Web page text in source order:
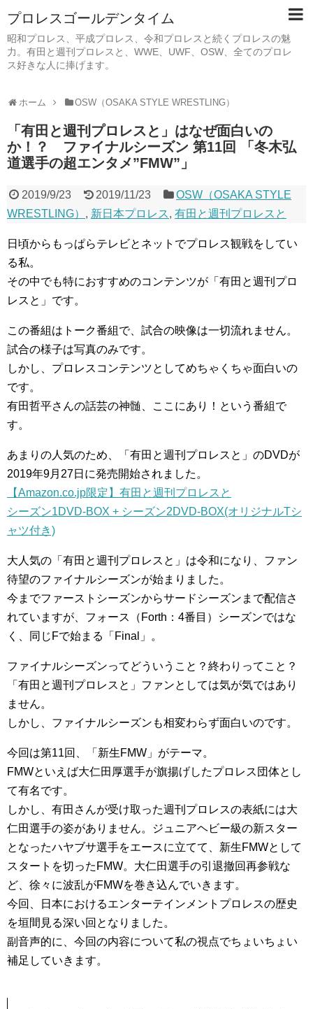
プロレスゴールデンタイム
昭和プロレス、平成プロレス、令和プロレスと続くプロレスの魅
力。有田と週刊プロレスと、WWE、UWF、OSW、全てのプロレ
ス好きな人に捧げます。
ホーム OSW（OSAKA STYLE WRESTLING）
「有田と週刊プロレスと」はなぜ面白いの
か！？ ファイナルシーズン 第11回 「冬木弘
道選手の超エンタメ”FMW”」
2019/9/23 2019/11/23
OSW（OSAKA STYLE
WRESTLING） , 新日本プロレス, 有田と週刊プロレスと
日頃からもっぱらテレビとネットでプロレス観戦をしてい
る私。
その中でも特におすすめのコンテンツが「有田と週刊プロ
レスと」です。
この番組はトーク番組で、試合の映像は一切流れません。
試合の様子は写真のみです。
しかし、プロレスコンテンツとしてめちゃくちゃ面白いの
です。
有田哲平さんの話芸の神髄、ここにあり！という番組で
す。
あまりの人気のため、「有田と週刊プロレスと」のDVDが
2019年9月27日に発売開始されました。
【Amazon.co.jp限定】有田と週刊プロレスと
シーズン1DVD-BOX + シーズン2DVD-BOX(オリジナルTシ
ャツ付き)
大人気の「有田と週刊プロレスと」は令和になり、ファン
待望のファイナルシーズンが始まりました。
今までファーストシーズンからサードシーズンまで配信さ
れていますが、フォース（Forth：4番目）シーズンではな
く、同じFで始まる「Final」。
ファイナルシーズンってどういうこと？終わりってこと？
「有田と週刊プロレスと」ファンとしては気が気ではあり
ません。
しかし、ファイナルシーズンも相変わらず面白いのです。
今回は第11回、「新生FMW」がテーマ。
FMWといえば大仁田厚選手が旗揚げしたプロレス団体とし
て有名です。
しかし、有田さんが受け取った週刊プロレスの表紙には大
仁田選手の姿がありません。ジュニアヘビー級の新スター
となったハヤブサ選手をエースに立てて、新生FMWとして
スタートを切ったFMW。大仁田選手の引退撤回再参戦な
ど、徐々に波乱がFMWを巻き込んでいきます。
今回、日本におけるエンターテインメントプロレスの歴史
を垣間見る深い回となりました。
副音声的に、今回の内容について私の視点でちょいちょい
補足していきます。